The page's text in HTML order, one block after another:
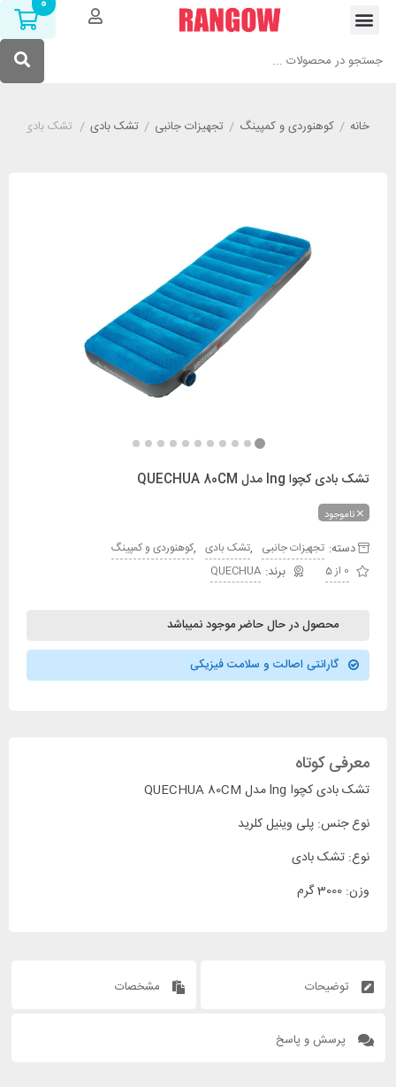
خانه/ کوهنوردی و کمپینگ/ تجهیزات جانبی/ تشک بادی/ تشک بادی کچوا lng مدل QUECHUA 80CM
تشک بادی کچوا lng مدل QUECHUA 80CM
ناموجود
دسته: تجهیزات جانبی تشک بادی
کوهنوردی و کمپینگ
0 از 5
QUECHUA
محصول در حال حاضر موجود نمیباشد
گارانتی اصالت و سلامت فیزیکی
معرفی کوتاه
تشک بادی کچوا lng مدل QUECHUA 80CM
نوع جنس: پلی وینیل کلرید
نوع: تشک بادی
وزن: 3000 گرم
توضیحات مشخصات
پرسش و پاسخ